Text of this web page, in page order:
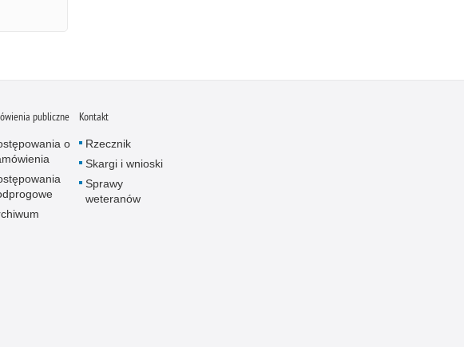
Przestępczość bankowa i kredytowa
Przestępczość farmaceutyczna
publiczne
o
Kontakt
Rzecznik
Skargi i wnioski
Sprawy
weteranów